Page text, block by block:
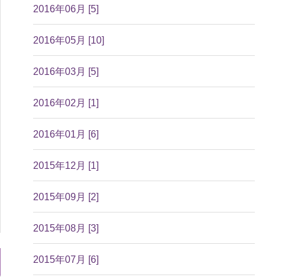
2016年06月 [5]
2016年05月 [10]
2016年03月 [5]
2016年02月 [1]
2016年01月 [6]
2015年12月 [1]
2015年09月 [2]
2015年08月 [3]
2015年07月 [6]